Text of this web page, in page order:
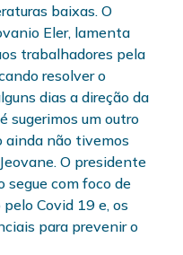
baixas. O
Eler, lamenta
trabalhadores pela
resolver o
dias a direção da
sugerimos um outro
não tivemos
O presidente
segue com foco de
Covid 19 e, os
para prevenir o